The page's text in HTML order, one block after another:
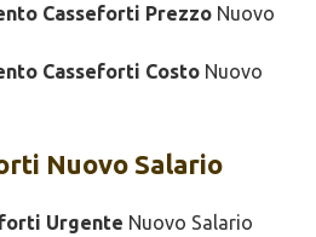
Casseforti Prezzo Nuovo
Casseforti Costo Nuovo
Nuovo Salario
Urgente Nuovo Salario